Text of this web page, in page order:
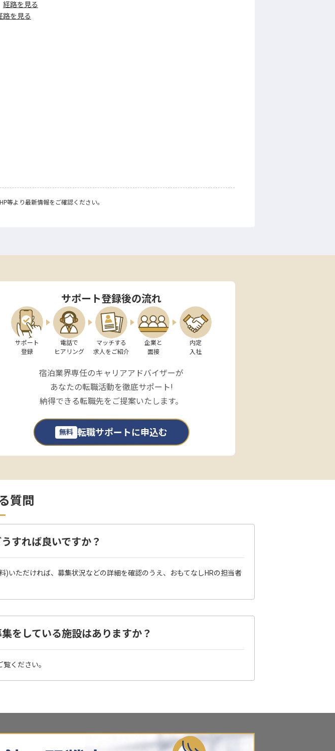
経路を見る
路を見る
等より最新情報をご確認ください。
サポート登録後の流れ
サポート
登録
電話で
ヒアリング
マッチする
求人をご紹介
企業と
面接
内定
入社
宿泊業界専任のキャリアアドバイザーが
あなたの転職活動を徹底サポート!
納得できる転職先をご提案いたします。
無料 転職サポートに申込む
質問
すれば良いですか？
いただければ、募集状況などの詳細を確認のうえ、おもてなしHRの担当者
をしている施設はありますか？
覧ください。